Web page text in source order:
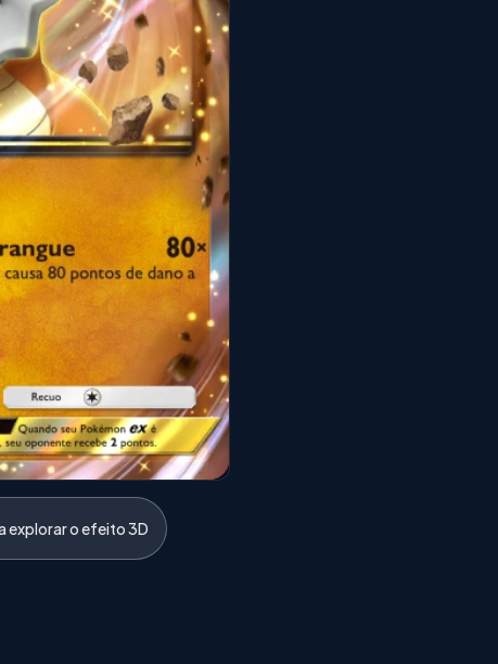
explorar o efeito 3D